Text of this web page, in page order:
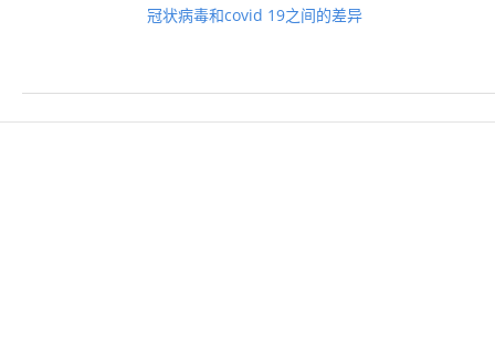
冠状病毒和covid 19之间的差异